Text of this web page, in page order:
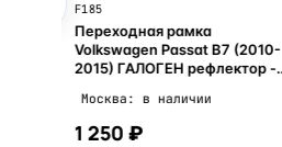
F185
Переходная рамка
Volkswagen Passat B7 (2010-
2015) ГАЛОГЕН рефлектор -
Москва: в наличии
1 250 ₽